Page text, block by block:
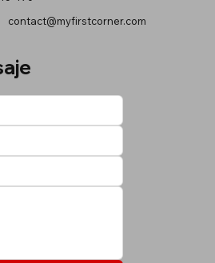
contact@myfirstcorner.com